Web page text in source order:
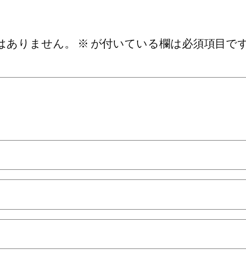
りません。
※ が付いている欄は必須項目で